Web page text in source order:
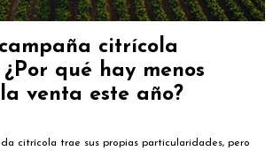
citrícola
qué hay menos
venta este año?
citrícola trae sus propias particularidades, pero